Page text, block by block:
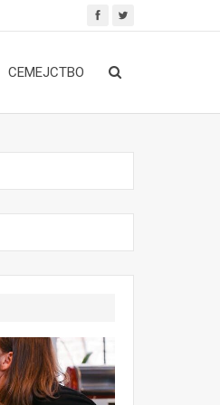
СЕМЕЈСТВО